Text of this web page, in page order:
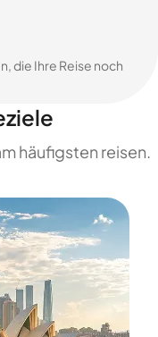
die Ihre Reise noch
häufigsten reisen.